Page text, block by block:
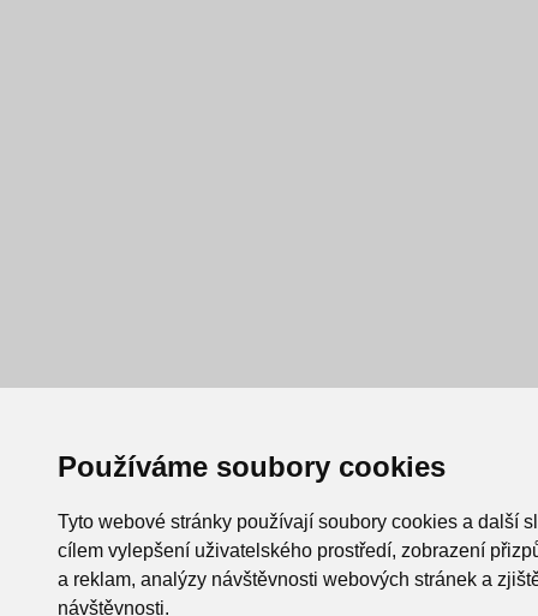
Používáme soubory cookies
Tyto webové stránky používají soubory cookies a další
cílem vylepšení uživatelského prostředí, zobrazení
a reklam, analýzy návštěvnosti webových stránek a
návštěvnosti.